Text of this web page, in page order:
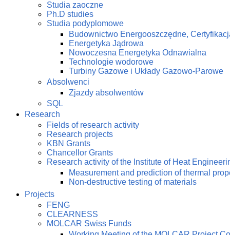
Studia zaoczne
Ph.D studies
Studia podyplomowe
Budownictwo Energooszczędne,
Energetyka Jądrowa
Nowoczesna Energetyka Odnawialna
Technologie wodorowe
Turbiny Gazowe i Układy Gazowo-Parowe
Absolwenci
Zjazdy absolwentów
SQL
Research
Fields of research activity
Research projects
KBN Grants
Chancellor Grants
Research activity of the Institute of Heat
Measurement and prediction of thermal
Non-destructive testing of materials
Projects
FENG
CLEARNESS
MOLCAR Swiss Funds